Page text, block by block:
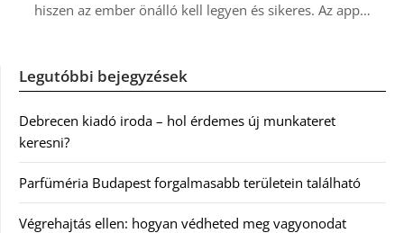
hiszen az ember önálló kell legyen és sikeres. Az app…
Legutóbbi bejegyzések
Debrecen kiadó iroda – hol érdemes új munkateret
keresni?
Parfüméria Budapest forgalmasabb területein található
Végrehajtás ellen: hogyan védheted meg vagyonodat